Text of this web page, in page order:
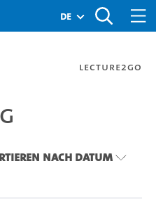
de
Lecture2Go
nach Datum